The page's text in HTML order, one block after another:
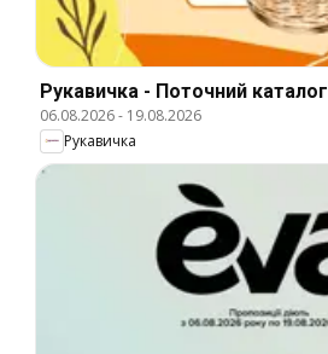
Рукавичка - Поточний каталог
06.08.2026- 19.08.2026
Рукавичка